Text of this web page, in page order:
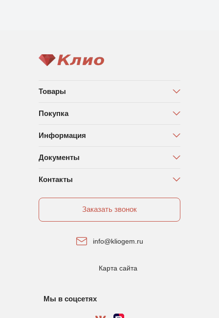
Товары
Покупка
Информация
Документы
Контакты
Заказать звонок
info@kliogem.ru
Карта сайта
Мы в соцсетях